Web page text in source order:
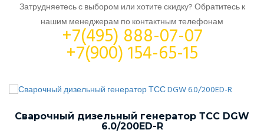
Затрудняетесь с выбором или хотите скидку? Обратитесь к
нашим менеджерам по контактным телефонам
+7(495) 888-07-07
+7(900) 154-65-15
Сварочный дизельный генератор ТСС DGW
6.0/200ED-R